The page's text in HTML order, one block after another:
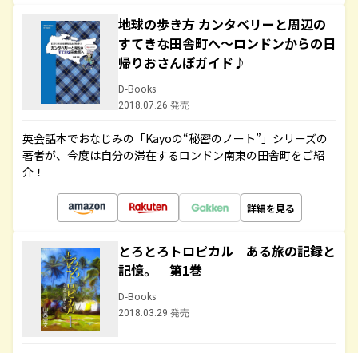
地球の歩き方 カンタベリーと周辺の
すてきな田舎町へ～ロンドンからの日
帰りおさんぽガイド♪
D-Books
2018.07.26 発売
英会話本でおなじみの「Kayoの“秘密のノート”」シリーズの
著者が、今度は自分の滞在するロンドン南東の田舎町をご紹
介！
詳細を見る
とろとろトロピカル ある旅の記録と
記憶。 第1巻
D-Books
2018.03.29 発売